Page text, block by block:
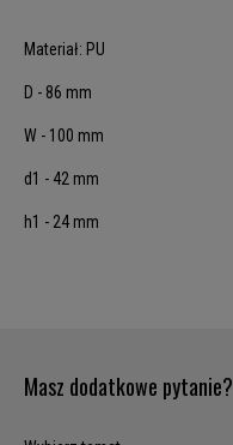
Materiał: PU
D - 86 mm
W - 100 mm
d1 - 42 mm
h1 - 24 mm
Masz dodatkowe pytanie?